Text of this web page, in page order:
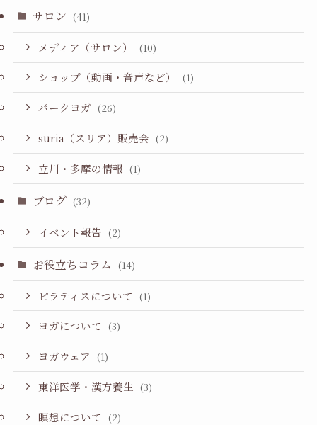
サロン (41)
メディア（サロン） (10)
ショップ（動画・音声など） (1)
パークヨガ (26)
suria（スリア）販売会 (2)
立川・多摩の情報 (1)
ブログ (32)
イベント報告 (2)
お役立ちコラム (14)
ピラティスについて (1)
ヨガについて (3)
ヨガウェア (1)
東洋医学・漢方養生 (3)
瞑想について (2)